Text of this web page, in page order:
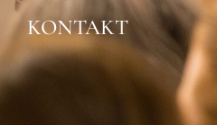
KONTAKT